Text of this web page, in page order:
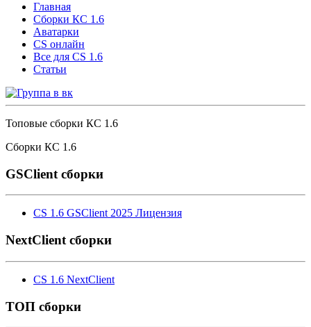
Главная
Сборки КС 1.6
Аватарки
CS онлайн
Все для CS 1.6
Статьи
Топовые сборки КС 1.6
Сборки КС 1.6
GSClient сборки
CS 1.6 GSClient 2025 Лицензия
NextClient сборки
CS 1.6 NextClient
ТОП сборки